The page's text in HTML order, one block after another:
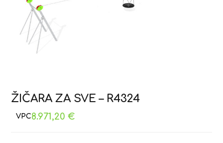
ŽIČARA ZA SVE – R4324
8.971,20€